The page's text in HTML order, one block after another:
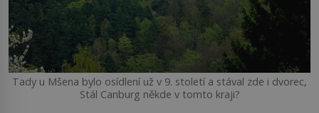
Tady u Mšena bylo osídlení už v 9. století a stával zde i dvorec,
Stál Canburg někde v tomto kraji?